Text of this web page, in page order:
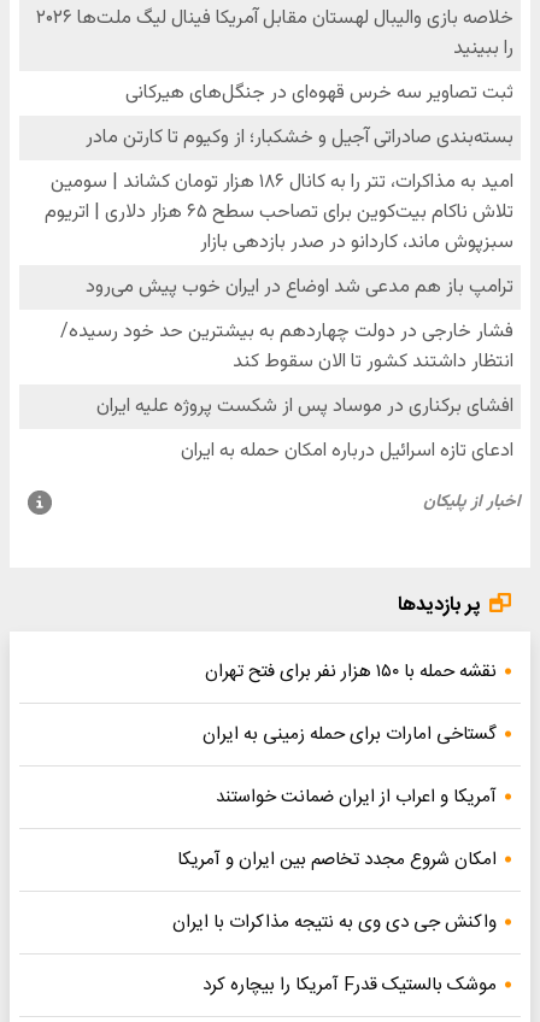
پر بازدیدها
نقشه حمله با ۱۵۰ هزار نفر برای فتح تهران
گستاخی امارات برای حمله زمینی به ایران
آمریکا و اعراب از ایران ضمانت خواستند
امکان شروع مجدد تخاصم‌ بین ایران و آمریکا
واکنش جی دی وی به نتیجه مذاکرات با ایران
موشک بالستیک قدرF آمریکا را بیچاره کرد